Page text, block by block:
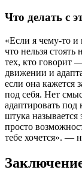
Что делать с
«Если я чему-то и
что нельзя
тех, кто говорит
движении и
если она кажется
под себя. Нет
адаптировать под
штука
просто
тебе хочется». —